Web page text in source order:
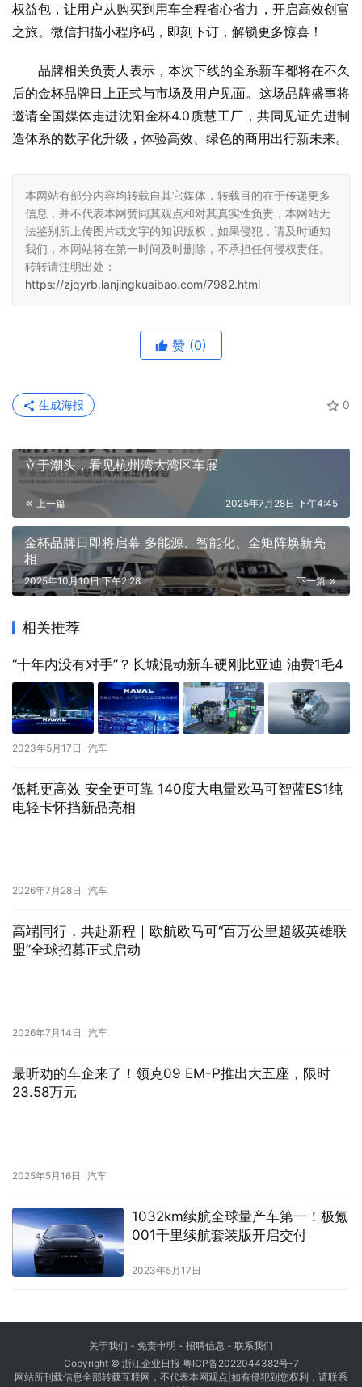
权益包，让用户从购买到用车全程省心省力，开启高效创富
之旅。微信扫描小程序码，即刻下订，解锁更多惊喜！
品牌相关负责人表示，本次下线的全系新车都将在不久
后的金杯品牌日上正式与市场及用户见面。这场品牌盛事将
邀请全国媒体走进沈阳金杯4.0质慧工厂，共同见证先进制
造体系的数字化升级，体验高效、绿色的商用出行新未来。
本网站有部分内容均转载自其它媒体，转载目的在于传递更多
信息，并不代表本网赞同其观点和对其真实性负责，本网站无
法鉴别所上传图片或文字的知识版权，如果侵犯，请及时通知
我们，本网站将在第一时间及时删除，不承担任何侵权责任。
转转请注明出处：
https://zjqyrb.lanjingkuaibao.com/7982.html
赞 (0)
0
生成海报
立于潮头，看见杭州湾大湾区车展
上一篇 2025年7月28日 下午4:45
金杯品牌日即将启幕 多能源、智能化、全矩阵焕新亮
相
下一篇
2025年10月10日 下午2:28
相关推荐
“十年内没有对手”？长城混动新车硬刚比亚迪 油费1毛4
2023年5月17日 汽车
低耗更高效 安全更可靠 140度大电量欧马可智蓝ES1纯
电轻卡怀挡新品亮相
2026年7月28日 汽车
高端同行，共赴新程｜欧航欧马可“百万公里超级英雄联
盟”全球招募正式启动
2026年7月14日 汽车
最听劝的车企来了！领克09 EM-P推出大五座，限时
23.58万元
2025年5月16日 汽车
1032km续航全球量产车第一！极氪
001千里续航套装版开启交付
2023年5月17日
关于我们 - 免责申明 - 招聘信息 - 联系我们
Copyright © 浙江企业日报 粤ICP备2022044382号-7
网站所刊载信息全部转载互联网，不代表本网观点|如有侵犯到您权利，请联系